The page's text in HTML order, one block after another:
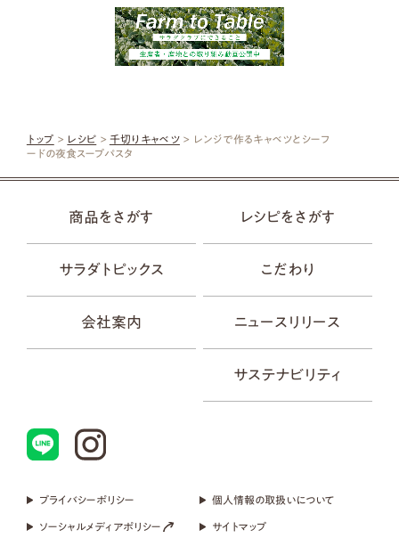
トップ > レシピ > 千切りキャベツ> レンジで作るキャベツとシーフ
ードの夜食スープパスタ
商品をさがす レシピをさがす
サラダトピックス こだわり
会社案内 ニュースリリース
サステナビリティ
プライバシーポリシー 個人情報の取扱いについて
ソーシャルメディアポリシー サイトマップ